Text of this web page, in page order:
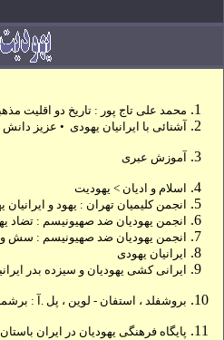
محمد علی تاج پور : تاريخ دو اقليت
آشنائی با ایرانیان یهودی • عزیز دانش
آموزش عبری
اسلام و ادیان > یهودیت
انجمن کلیمیان تهران : یهود و ایرانیان
انجمن یهودیان ضد صهیونیسم : تضاد
انجمن یهودیان ضد صهیونیسم : سش
ایرانیان یهودی
ایرانی كشی یهودیان و سیزده بدر
بروشفلد ، استفان - لوین ، پل .آ :
پایگاه فرهنگی یهودیان در ایران باستان